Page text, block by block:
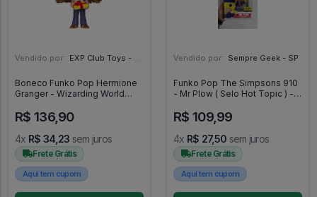
Vendido por: EXP Club Toys - SP
Boneco Funko Pop Hermione
Granger - Wizarding World
R$ 136,90
4x R$ 34,23 sem juros
Frete Grátis
Aqui tem cupom
Vendido por: Sempre Geek - SP
Funko Pop The Simpsons 910
- Mr Plow ( Selo Hot Topic ) -
R$ 109,99
4x R$ 27,50 sem juros
Frete Grátis
Aqui tem cupom